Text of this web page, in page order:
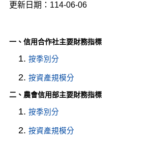
更新日期：114-06-06
一、信用合作社主要財務指標
1. 按季別分
2. 按資產規模分
二、農會信用部主要財務指標
1. 按季別分
2. 按資產規模分